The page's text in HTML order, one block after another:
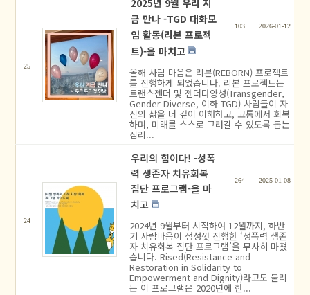
25
2025년 9월 우리 지
금 만나 -TGD 대화모
임 활동(리본 프로젝
트)-을 마치고
103 2026-01-12
올해 사람 마음은 리본(REBORN) 프로젝트
를 진행하게 되었습니다. 리본 프로젝트는
트랜스젠더 및 젠더다양성(Transgender,
Gender Diverse, 이하 TGD) 사람들이 자
신의 삶을 더 깊이 이해하고, 고통에서 회복
하며, 미래를 스스로 그려갈 수 있도록 돕는
심리...
24
우리의 힘이다! -성폭
력 생존자 치유회복
집단 프로그램-을 마
치고
264 2025-01-08
2024년 9월부터 시작하여 12월까지, 하반
기 사람마음이 정성껏 진행한 ‘성폭력 생존
자 치유회복 집단 프로그램’을 무사히 마쳤
습니다. Rised(Resistance and
Restoration in Solidarity to
Empowerment and Dignity)라고도 불리
는 이 프로그램은 2020년에 한...